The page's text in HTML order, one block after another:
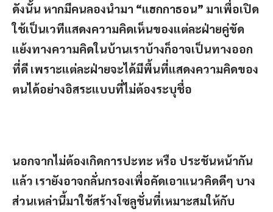
ดังนั้น หากมีคนลองนำมา “แฮกกาธอน” มาเพื่อเปิด
ใช้เป็นเวทีแสดงความคิดเห็นของแต่ละฝ่ายคู่ขัด
แย้งทางความคิดในบ้านเราบ้างก็อาจเป็นทางออก
ที่ดี เพราะแต่ละฝ่ายจะได้มีพื้นที่แสดงความคิดของ
ตนได้อย่างอิสระแบบที่ไม่ต้องระบุชื่อ
นอกจากไม่ต้องเกิดการปะทะ หรือ ประชันหน้ากัน
แล้ว เรายังอาจกลั่นกรองเพื่อคัดเอาแนวคิดดีๆ บาง
ส่วนเหล่านี้มาใช้สร้างโซลูชั่นที่เหมาะสมให้กับ